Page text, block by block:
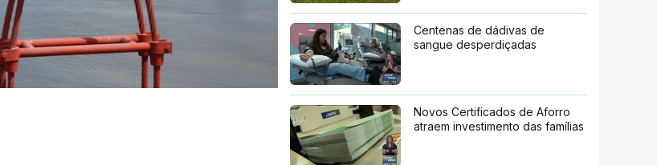
Centenas de dádivas de
sangue desperdiçadas
Novos Certificados de Aforro
atraem investimento das famílias